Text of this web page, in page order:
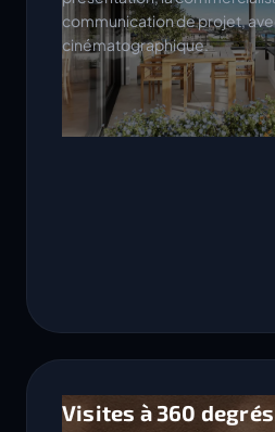
communication de projet,
cinématographique.
Visites à 360 degrés